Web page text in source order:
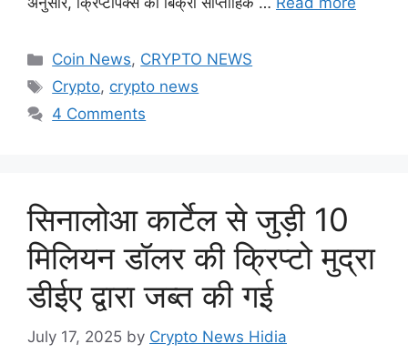
Categories
Coin News, CRYPTO NEWS
Tags
Crypto, crypto news
4 Comments
सिनालोआ कार्टेल से जुड़ी 10
मिलियन डॉलर की क्रिप्टो मुद्रा
डीईए द्वारा जब्त की गई
July 17, 2025 by Crypto News Hidia